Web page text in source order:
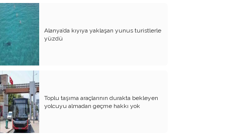
Kürtlerin Millî Bir Destanları Var mı?
Asyatik Dillerde Sentaks Birliği ve Batı
Merkezli Teorilerin Çöküşü
Kürtçe: Ayrı Bir Dil mi, Persçenin
Dağlarda Korunmuş Bir Kolu mu?
Kürtçe Dil Söyleminde Filoloji Ne
Söyler?
Hint-Avrupa Dil Teorisine Eleştirel
Yaklaşım
Alanya’da kıyıya yaklaşan yunus turistlerle
yüzdü
Toplu taşıma araçlarının durakta bekleyen
yolcuyu almadan geçme hakkı yok